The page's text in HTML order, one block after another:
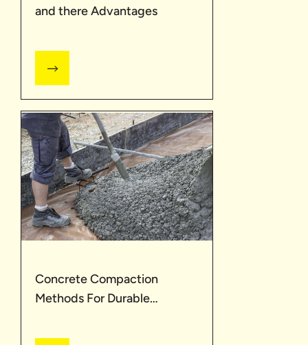
and there Advantages
Concrete Compaction
Methods For Durable
Cement